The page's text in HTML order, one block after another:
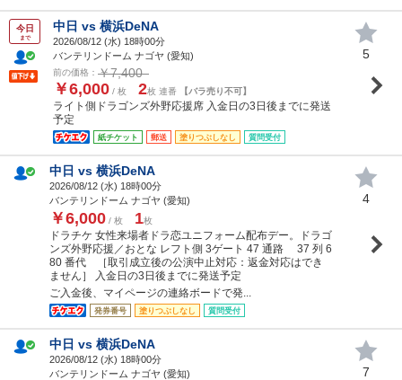
今日
まで
中日 vs 横浜DeNA
2026/08/12 (水) 18時00分
バンテリンドーム ナゴヤ (愛知)
前の価格： ￥7,400
￥6,000 / 枚 2枚 連番 【バラ売り不可】
ライト側ドラゴンズ外野応援席 入金日の3日後までに発送
予定
紙チケット 郵送 塗りつぶしなし 質問受付
5
中日 vs 横浜DeNA
2026/08/12 (水) 18時00分
バンテリンドーム ナゴヤ (愛知)
￥6,000 / 枚 1枚
ドラチケ 女性来場者ドラ恋ユニフォーム配布デー。ドラゴ
ンズ外野応援／おとな レフト側 3ゲート 47 通路 37 列 6
80 番代 ［取引成立後の公演中止対応：返金対応はでき
ません］ 入金日の3日後までに発送予定
ご入金後、マイページの連絡ボードで発...
発券番号 塗りつぶしなし 質問受付
4
中日 vs 横浜DeNA
2026/08/12 (水) 18時00分
バンテリンドーム ナゴヤ (愛知)
7